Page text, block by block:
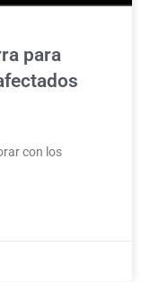
para
con los